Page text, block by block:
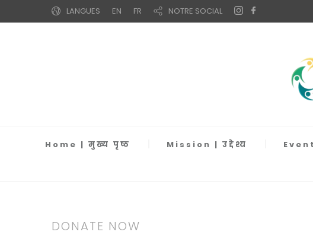
LANGUES EN FR NOTRE SOCIAL
Home | मुख्य पृष्ठ Mission | उद्देश्य
DONATE NOW